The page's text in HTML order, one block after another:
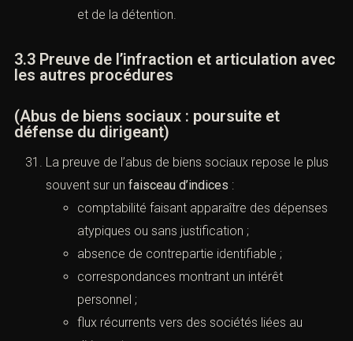
et de la détention.
3.3 Preuve de l’infraction et articulation avec
les autres procédures
(Abus de biens sociaux : poursuite et
défense du dirigeant)
La preuve de l’abus de biens sociaux repose le plus
souvent sur un faisceau d’indices :
comptabilité faisant apparaître des dépenses
atypiques ou sans justification ;
absence de contrepartie identifiable ;
correspondances montrant un intérêt
personnel ;
flux récurrents vers des sociétés liées au